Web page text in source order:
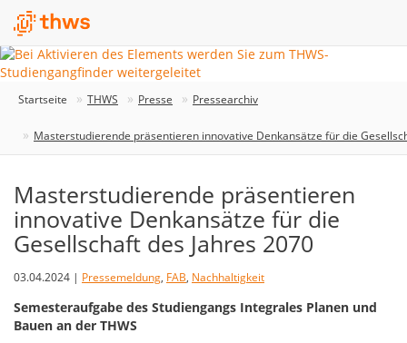
Startseite THWS Presse Pressearchiv
Masterstudierende präsentieren innovative Denkansätze für die
Masterstudierende präsentieren
innovative Denkansätze für die
Gesellschaft des Jahres 2070
03.04.2024 | Pressemeldung, FAB, Nachhaltigkeit
Semesteraufgabe des Studiengangs Integrales Planen und
Bauen an der THWS